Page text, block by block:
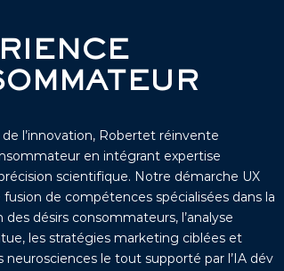
de l’innovation, Robertet réinvente
en intégrant expertise
scientifique. Notre démarche UX
de compétences spécialisées dans la
désirs consommateurs, l’analyse
les stratégies marketing ciblées et
neurosciences le tout supporté par l’IA dév